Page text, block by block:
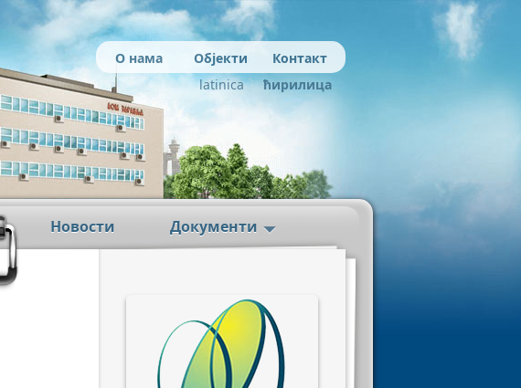
О нама Објекти
Контакт
ћирилица
latinica
Новости Документи